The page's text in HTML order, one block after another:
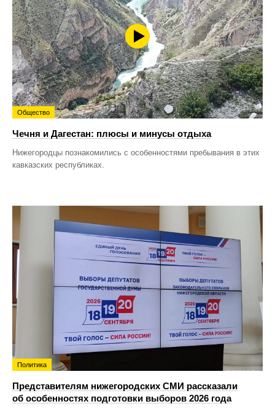
Общество
Чечня и Дагестан: плюсы и минусы отдыха
Нижегородцы познакомились с особенностями пребывания в этих
кавказских республиках.
Политика
Представителям нижегородских СМИ рассказали
об особенностях подготовки выборов 2026 года